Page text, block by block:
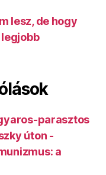
lesz, de hogy
parasztos
úton -
a